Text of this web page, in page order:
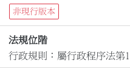
非現行版本
法規位階
行政規則：屬行政程序法第